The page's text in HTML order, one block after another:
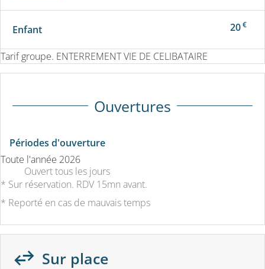
Enfant 20€
Tarif groupe. ENTERREMENT VIE DE CELIBATAIRE
Ouvertures
Périodes d'ouverture
Toute l'année 2026
Ouverttous les jours
* Sur réservation. RDV 15mn avant.
* Reporté en cas de mauvais temps
Sur place